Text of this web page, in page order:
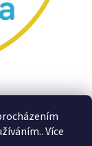
Více